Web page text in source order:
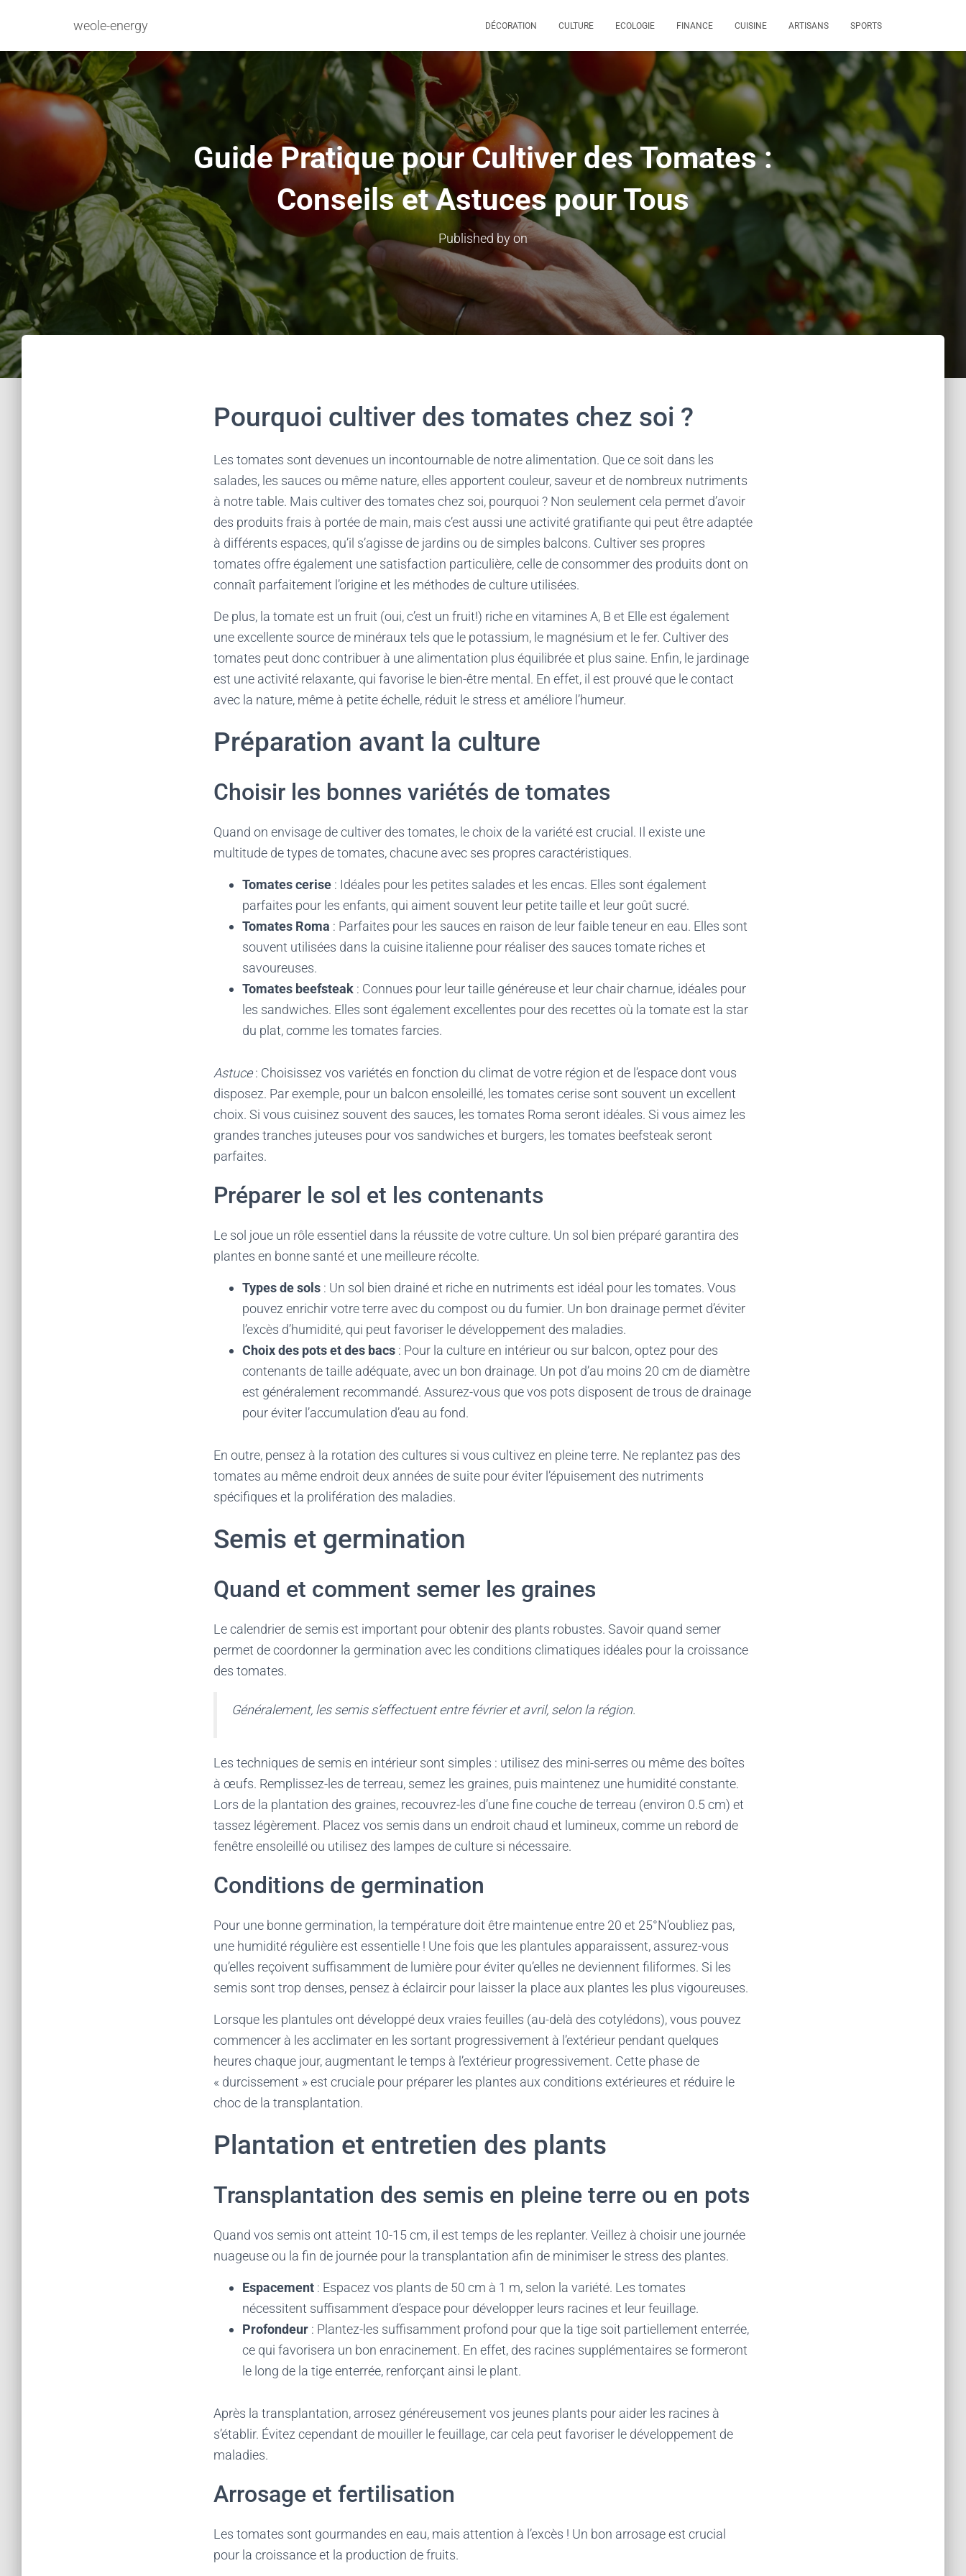
weole-energy DÉCORATION CULTURE ECOLOGIE FINANCE CUISINE ARTISANS SPORTS
Guide Pratique pour Cultiver des Tomates :
Conseils et Astuces pour Tous
Published byon
Pourquoi cultiver des tomates chez soi ?
Les tomates sont devenues un incontournable de notre alimentation. Que ce soit dans les
salades, les sauces ou même nature, elles apportent couleur, saveur et de nombreux nutriments
à notre table. Mais cultiver des tomates chez soi, pourquoi ? Non seulement cela permet d’avoir
des produits frais à portée de main, mais c’est aussi une activité gratifiante qui peut être adaptée
à différents espaces, qu’il s’agisse de jardins ou de simples balcons. Cultiver ses propres
tomates offre également une satisfaction particulière, celle de consommer des produits dont on
connaît parfaitement l’origine et les méthodes de culture utilisées.
De plus, la tomate est un fruit (oui, c’est un fruit!) riche en vitamines A, B et Elle est également
une excellente source de minéraux tels que le potassium, le magnésium et le fer. Cultiver des
tomates peut donc contribuer à une alimentation plus équilibrée et plus saine. Enfin, le jardinage
est une activité relaxante, qui favorise le bien-être mental. En effet, il est prouvé que le contact
avec la nature, même à petite échelle, réduit le stress et améliore l’humeur.
Préparation avant la culture
Choisir les bonnes variétés de tomates
Quand on envisage de cultiver des tomates, le choix de la variété est crucial. Il existe une
multitude de types de tomates, chacune avec ses propres caractéristiques.
Tomates cerise : Idéales pour les petites salades et les encas. Elles sont également
parfaites pour les enfants, qui aiment souvent leur petite taille et leur goût sucré.
Tomates Roma : Parfaites pour les sauces en raison de leur faible teneur en eau. Elles sont
souvent utilisées dans la cuisine italienne pour réaliser des sauces tomate riches et
savoureuses.
Tomates beefsteak : Connues pour leur taille généreuse et leur chair charnue, idéales pour
les sandwiches. Elles sont également excellentes pour des recettes où la tomate est la star
du plat, comme les tomates farcies.
Astuce: Choisissez vos variétés en fonction du climat de votre région et de l’espace dont vous
disposez. Par exemple, pour un balcon ensoleillé, les tomates cerise sont souvent un excellent
choix. Si vous cuisinez souvent des sauces, les tomates Roma seront idéales. Si vous aimez les
grandes tranches juteuses pour vos sandwiches et burgers, les tomates beefsteak seront
parfaites.
Préparer le sol et les contenants
Le sol joue un rôle essentiel dans la réussite de votre culture. Un sol bien préparé garantira des
plantes en bonne santé et une meilleure récolte.
Types de sols : Un sol bien drainé et riche en nutriments est idéal pour les tomates. Vous
pouvez enrichir votre terre avec du compost ou du fumier. Un bon drainage permet d’éviter
l’excès d’humidité, qui peut favoriser le développement des maladies.
Choix des pots et des bacs : Pour la culture en intérieur ou sur balcon, optez pour des
contenants de taille adéquate, avec un bon drainage. Un pot d’au moins 20 cm de diamètre
est généralement recommandé. Assurez-vous que vos pots disposent de trous de drainage
pour éviter l’accumulation d’eau au fond.
En outre, pensez à la rotation des cultures si vous cultivez en pleine terre. Ne replantez pas des
tomates au même endroit deux années de suite pour éviter l’épuisement des nutriments
spécifiques et la prolifération des maladies.
Semis et germination
Quand et comment semer les graines
Le calendrier de semis est important pour obtenir des plants robustes. Savoir quand semer
permet de coordonner la germination avec les conditions climatiques idéales pour la croissance
des tomates.
Généralement, les semis s’effectuent entre février et avril, selon la région.
Les techniques de semis en intérieur sont simples : utilisez des mini-serres ou même des boîtes
à œufs. Remplissez-les de terreau, semez les graines, puis maintenez une humidité constante.
Lors de la plantation des graines, recouvrez-les d’une fine couche de terreau (environ 0.5 cm) et
tassez légèrement. Placez vos semis dans un endroit chaud et lumineux, comme un rebord de
fenêtre ensoleillé ou utilisez des lampes de culture si nécessaire.
Conditions de germination
Pour une bonne germination, la température doit être maintenue entre 20 et 25°N’oubliez pas,
une humidité régulière est essentielle ! Une fois que les plantules apparaissent, assurez-vous
qu’elles reçoivent suffisamment de lumière pour éviter qu’elles ne deviennent filiformes. Si les
semis sont trop denses, pensez à éclaircir pour laisser la place aux plantes les plus vigoureuses.
Lorsque les plantules ont développé deux vraies feuilles (au-delà des cotylédons), vous pouvez
commencer à les acclimater en les sortant progressivement à l’extérieur pendant quelques
heures chaque jour, augmentant le temps à l’extérieur progressivement. Cette phase de
« durcissement » est cruciale pour préparer les plantes aux conditions extérieures et réduire le
choc de la transplantation.
Plantation et entretien des plants
Transplantation des semis en pleine terre ou en pots
Quand vos semis ont atteint 10-15 cm, il est temps de les replanter. Veillez à choisir une journée
nuageuse ou la fin de journée pour la transplantation afin de minimiser le stress des plantes.
Espacement : Espacez vos plants de 50 cm à 1 m, selon la variété. Les tomates
nécessitent suffisamment d’espace pour développer leurs racines et leur feuillage.
Profondeur : Plantez-les suffisamment profond pour que la tige soit partiellement enterrée,
ce qui favorisera un bon enracinement. En effet, des racines supplémentaires se formeront
le long de la tige enterrée, renforçant ainsi le plant.
Après la transplantation, arrosez généreusement vos jeunes plants pour aider les racines à
s’établir. Évitez cependant de mouiller le feuillage, car cela peut favoriser le développement de
maladies.
Arrosage et fertilisation
Les tomates sont gourmandes en eau, mais attention à l’excès ! Un bon arrosage est crucial
pour la croissance et la production de fruits.